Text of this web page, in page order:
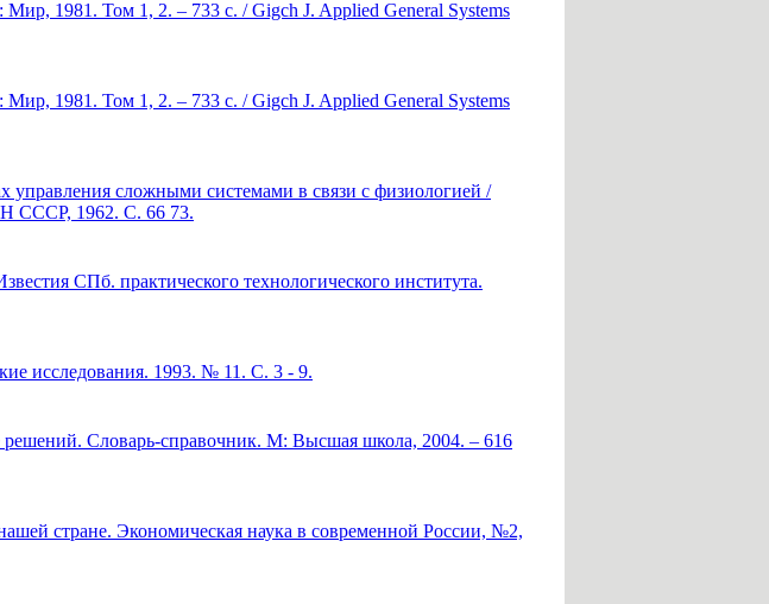
1981. Том 1, 2. – 733 с. / Gigch J. Applied General Systems
1981. Том 1, 2. – 733 с. / Gigch J. Applied General Systems
сложными системами в связи с физиологией /
СССР, 1962. С. 66 73.
СПб. практического технологического института.
исследования. 1993. № 11. С. 3 - 9.
Словарь-справочник. М: Высшая школа, 2004. – 616
стране. Экономическая наука в современной России, №2,